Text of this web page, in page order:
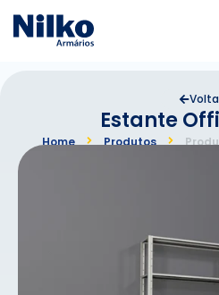
Estante
Home Produtos